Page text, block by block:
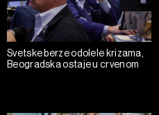
Svetske berze odolele krizama,
Beogradska ostaje u crvenom